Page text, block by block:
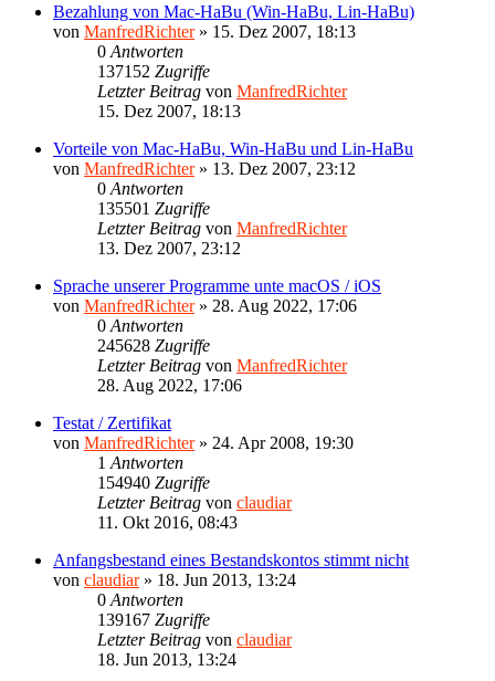
Bezahlung von Mac-HaBu (Win-HaBu, Lin-HaBu)
von ManfredRichter» 15. Dez 2007, 18:13
0 Antworten
137152 Zugriffe
Letzter Beitrag von ManfredRichter
15. Dez 2007, 18:13
Vorteile von Mac-HaBu, Win-HaBu und Lin-HaBu
von ManfredRichter» 13. Dez 2007, 23:12
0 Antworten
135501 Zugriffe
Letzter Beitrag von ManfredRichter
13. Dez 2007, 23:12
Sprache unserer Programme unte macOS / iOS
von ManfredRichter» 28. Aug 2022, 17:06
0 Antworten
245628 Zugriffe
Letzter Beitrag von ManfredRichter
28. Aug 2022, 17:06
Testat / Zertifikat
von ManfredRichter» 24. Apr 2008, 19:30
1 Antworten
154940 Zugriffe
Letzter Beitrag von claudiar
11. Okt 2016, 08:43
Anfangsbestand eines Bestandskontos stimmt nicht
von claudiar» 18. Jun 2013, 13:24
0 Antworten
139167 Zugriffe
Letzter Beitrag von claudiar
18. Jun 2013, 13:24